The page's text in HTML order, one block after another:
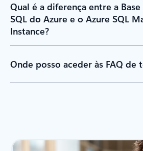
Qual é a diferença entre a
SQL do Azure e o Azure SQL
Instance?
Onde posso aceder às FAQ de